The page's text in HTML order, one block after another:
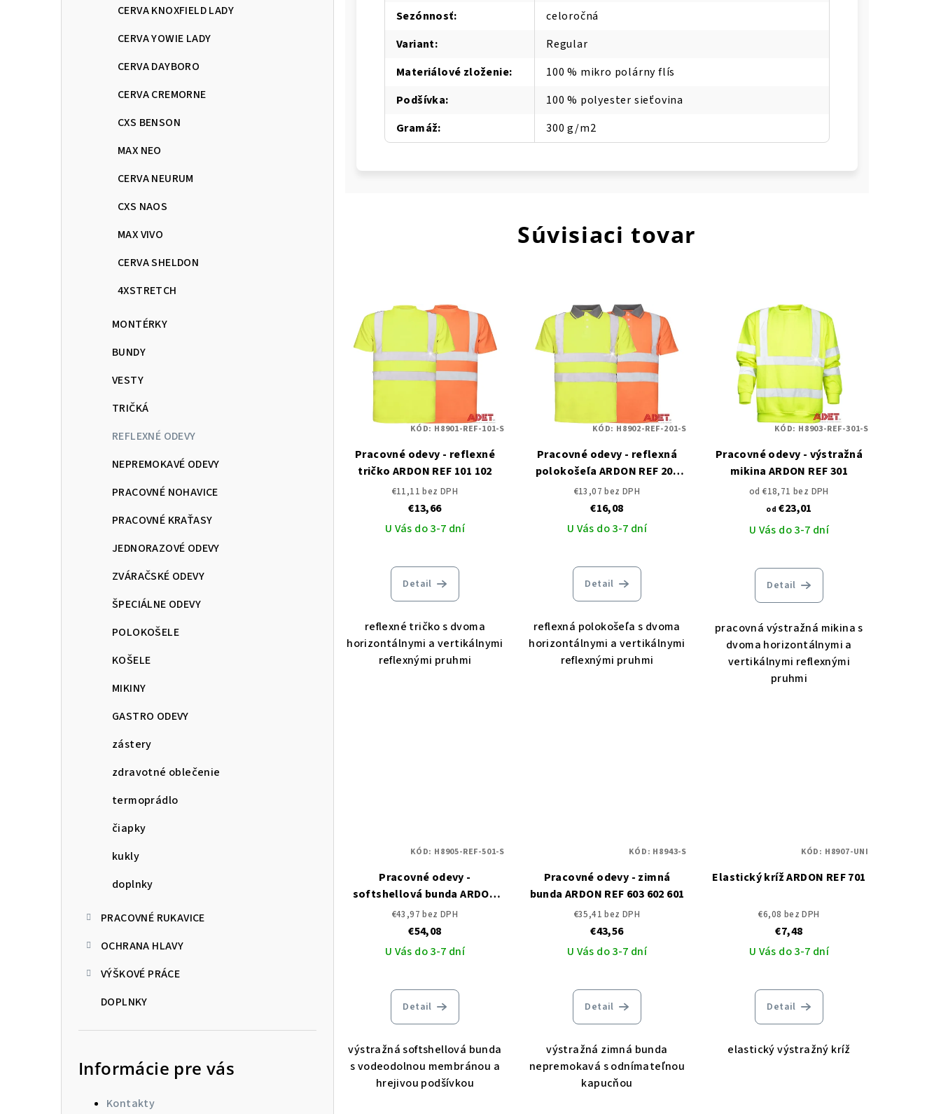
CERVA KNOXFIELD LADY
CERVA YOWIE LADY
CERVA DAYBORO
CERVA CREMORNE
CXS BENSON
MAX NEO
CERVA NEURUM
CXS NAOS
MAX VIVO
CERVA SHELDON
4XSTRETCH
MONTÉRKY
BUNDY
VESTY
TRIČKÁ
REFLEXNÉ ODEVY
NEPREMOKAVÉ ODEVY
PRACOVNÉ NOHAVICE
PRACOVNÉ KRAŤASY
JEDNORAZOVÉ ODEVY
ZVÁRAČSKÉ ODEVY
ŠPECIÁLNE ODEVY
POLOKOŠELE
KOŠELE
MIKINY
GASTRO ODEVY
zástery
zdravotné oblečenie
termoprádlo
čiapky
kukly
doplnky
PRACOVNÉ RUKAVICE
OCHRANA HLAVY
VÝŠKOVÉ PRÁCE
DOPLNKY
Informácie pre vás
Kontakty
Sezónnosť:
celoročná
Variant:
Regular
Materiálové zloženie:
100 % mikro polárny flís
Podšívka:
100 % polyester sieťovina
Gramáž: 300 g/m2
Súvisiaci tovar
Pracovné odevy - reflexné
tričko ARDON REF 101 102
€11,11 bez DPH
€13,66
U Vás do 3-7 dní
Detail
reflexné tričko s dvoma
horizontálnymi a vertikálnymi
reflexnými pruhmi
KÓD: H8901-REF-101-S
Pracovné odevy - reflexná
polokošeľa ARDON REF 201
202
€13,07 bez DPH
€16,08
U Vás do 3-7 dní
Detail
reflexná polokošeľa s dvoma
horizontálnymi a vertikálnymi
reflexnými pruhmi
KÓD: H8902-REF-201-S
Pracovné odevy - výstražná
mikina ARDON REF 301
od €18,71 bez DPH
od €23,01
U Vás do 3-7 dní
Detail
pracovná výstražná mikina s
dvoma horizontálnymi a
vertikálnymi reflexnými
pruhmi
KÓD: H8903-REF-301-S
Pracovné odevy -
softshellová bunda ARDON
REF 501 502
€43,97 bez DPH
€54,08
U Vás do 3-7 dní
Detail
výstražná softshellová bunda
s vodeodolnou membránou a
hrejivou podšívkou
KÓD: H8905-REF-501-S
Pracovné odevy - zimná
bunda ARDON REF 603 602 601
€35,41 bez DPH
€43,56
U Vás do 3-7 dní
Detail
výstražná zimná bunda
nepremokavá s odnímateľnou
kapucňou
KÓD: H8943-S
Elastický kríž ARDON REF 701
€6,08 bez DPH
€7,48
U Vás do 3-7 dní
Detail
elastický výstražný kríž
KÓD: H8907-UNI